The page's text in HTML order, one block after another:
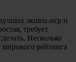
экшен-игр и
требует
Несколько
рейтинга